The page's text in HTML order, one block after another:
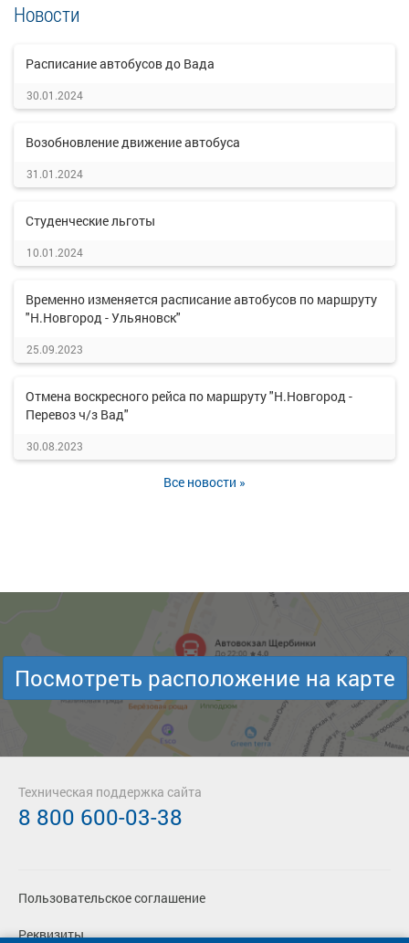
Новости
Расписание автобусов до Вада
30.01.2024
Возобновление движение автобуса
31.01.2024
Студенческие льготы
10.01.2024
Временно изменяется расписание автобусов по маршруту
"Н.Новгород - Ульяновск"
25.09.2023
Отмена воскресного рейса по маршруту "Н.Новгород -
Перевоз ч/з Вад"
30.08.2023
Все новости »
Посмотреть расположение на карте
Пользовательское соглашение
Реквизиты
Техническая поддержка сайта
8 800 600-03-38